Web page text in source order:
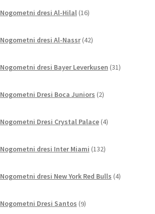
Nogometni dresi Al-Hilal 16izdelkov
Nogometni dresi Al-Nassr 42izdelkov
Nogometni dresi Bayer Leverkusen 31izdelkov
Nogometni Dresi Boca Juniors 2izdelka
Nogometni Dresi Crystal Palace 4izdelki
Nogometni dresi Inter Miami 132izdelkov
Nogometni dresi New York Red Bulls 4izdelki
Nogometni Dresi Santos 9izdelkov